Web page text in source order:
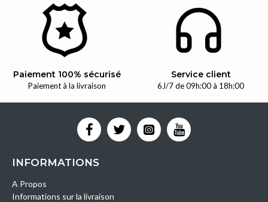
Paiement 100% sécurisé
Paiement à la livraison
Service client
6J/7 de 09h:00 à 18h:00
INFORMATIONS
A Propos
Informations sur la livraison